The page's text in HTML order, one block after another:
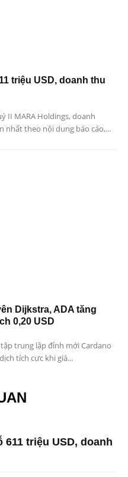
triệu USD, doanh thu
II MARA Holdings, doanh
nhất theo nội dung báo cáo,...
Dijkstra, ADA tăng
0,20 USD
trung lập đỉnh mới Cardano
tích cực khi giá...
triệu USD, doanh